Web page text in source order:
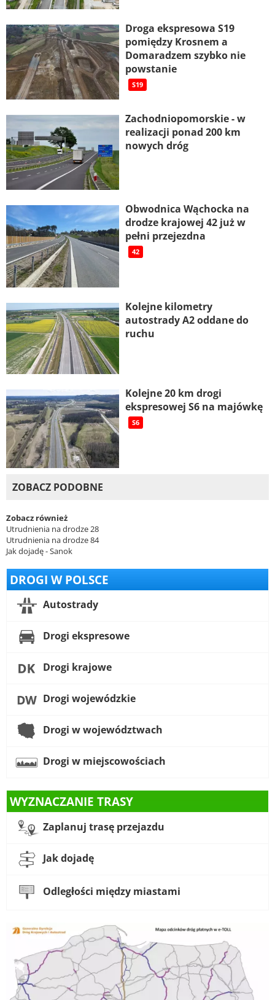
Droga ekspresowa S19
pomiędzy Krosnem a
Domaradzem szybko nie
powstanie
S19
Zachodniopomorskie - w
realizacji ponad 200 km
nowych dróg
Obwodnica Wąchocka na
drodze krajowej 42 już w
pełni przejezdna
42
Kolejne kilometry
autostrady A2 oddane do
ruchu
Kolejne 20 km drogi
ekspresowej S6 na majówkę
S6
ZOBACZ PODOBNE
Zobacz również
Utrudnienia na drodze 28
Utrudnienia na drodze 84
Jak dojadę - Sanok
DROGI W POLSCE
Autostrady
Drogi ekspresowe
Drogi krajowe
Drogi wojewódzkie
Drogi w województwach
Drogi w miejscowościach
WYZNACZANIE TRASY
Zaplanuj trasę przejazdu
Jak dojadę
Odległości między miastami